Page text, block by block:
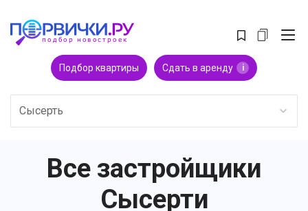
Подбор квартиры Сдать в аренду i
Сысерть
Все застройщики
Сысерти